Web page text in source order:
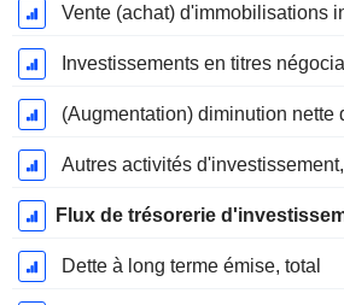
Vente (achat) d'immobilisations
Autres activités d'investissement,
Flux de trésorerie
Dette à long terme émise, total